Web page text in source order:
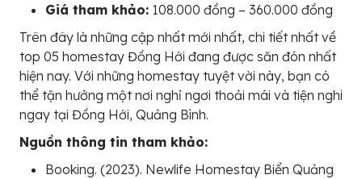
Giá tham khảo: 108.000 đồng – 360.000 đồng
Trên đây là những cập nhất mới nhất, chi tiết nhất về
top 05 homestay Đồng Hới đang được săn đón nhất
hiện nay. Với những homestay tuyệt vời này, bạn có
thể tận hưởng một nơi nghỉ ngơi thoải mái và tiện nghi
ngay tại Đồng Hới, Quảng Bình.
Nguồn thông tin tham khảo:
Booking. (2023). Newlife Homestay Biển Quảng